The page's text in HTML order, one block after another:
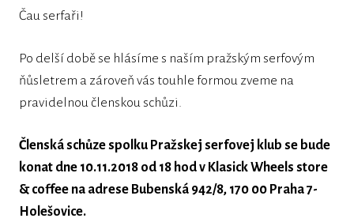
Čau serfaři!
Po delší době se hlásíme s naším pražským serfovým
ňůsletrem a zároveň vás touhle formou zveme na
pravidelnou členskou schůzi.
Členská schůze spolku Pražskej serfovej klub se bude
konat dne 10.11.2018 od 18 hod v Klasick Wheels store
& coffee na adrese Bubenská 942/8, 170 00 Praha 7-
Holešovice.